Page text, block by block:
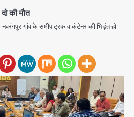
की मौत
नवरंगपुर गांव के समीप ट्रक व कंटेनर की भिड़ंत हो